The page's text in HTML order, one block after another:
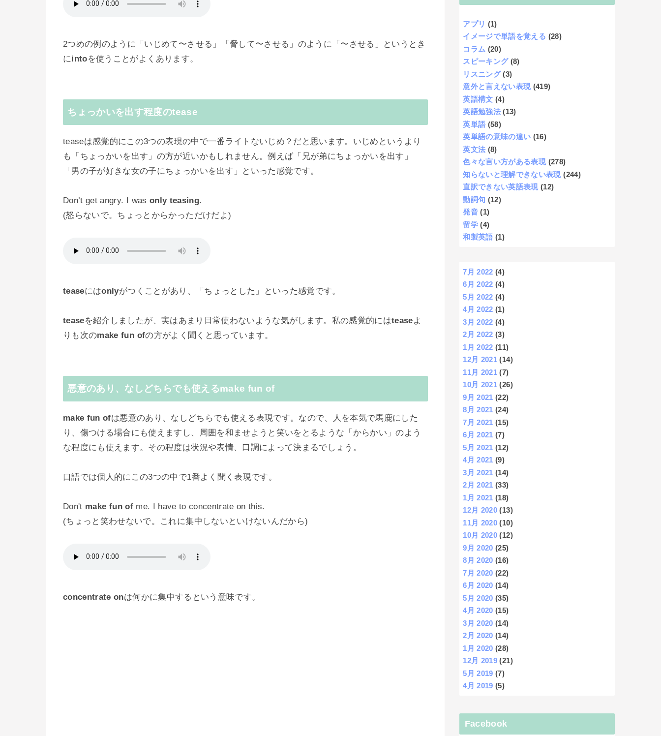
2つめの例のように「いじめて〜させる」「脅して〜させる」のように「〜させる」というとき
にintoを使うことがよくあります。
ちょっかいを出す程度のtease
teaseは感覚的にこの3つの表現の中で一番ライトないじめ？だと思います。いじめというより
も「ちょっかいを出す」の方が近いかもしれません。例えば「兄が弟にちょっかいを出す」
「男の子が好きな女の子にちょっかいを出す」といった感覚です。
Don’t get angry. I was only teasing.
(怒らないで。ちょっとからかっただけだよ)
teaseにはonlyがつくことがあり、「ちょっとした」といった感覚です。
teaseを紹介しましたが、実はあまり日常使わないような気がします。私の感覚的にはteaseよ
りも次のmake fun ofの方がよく聞くと思っています。
悪意のあり、なしどちらでも使えるmake fun of
make fun ofは悪意のあり、なしどちらでも使える表現です。なので、人を本気で馬鹿にした
り、傷つける場合にも使えますし、周囲を和ませようと笑いをとるような「からかい」のよう
な程度にも使えます。その程度は状況や表情、口調によって決まるでしょう。
口語では個人的にこの3つの中で1番よく聞く表現です。
Don't make fun ofme. I have to concentrate on this.
(ちょっと笑わせないで。これに集中しないといけないんだから)
concentrate onは何かに集中するという意味です。
アプリ (1)
イメージで単語を覚える (28)
コラム (20)
スピーキング (8)
リスニング (3)
意外と言えない表現 (419)
英語構文 (4)
英語勉強法 (13)
英単語 (58)
英単語の意味の違い (16)
英文法 (8)
色々な言い方がある表現 (278)
知らないと理解できない表現 (244)
直訳できない英語表現 (12)
動詞句 (12)
発音 (1)
留学 (4)
和製英語 (1)
7月 2022 (4)
6月 2022 (4)
5月 2022 (4)
4月 2022 (1)
3月 2022 (4)
2月 2022 (3)
1月 2022 (11)
12月 2021 (14)
11月 2021 (7)
10月 2021 (26)
9月 2021 (22)
8月 2021 (24)
7月 2021 (15)
6月 2021 (7)
5月 2021 (12)
4月 2021 (9)
3月 2021 (14)
2月 2021 (33)
1月 2021 (18)
12月 2020 (13)
11月 2020 (10)
10月 2020 (12)
9月 2020 (25)
8月 2020 (16)
7月 2020 (22)
6月 2020 (14)
5月 2020 (35)
4月 2020 (15)
3月 2020 (14)
2月 2020 (14)
1月 2020 (28)
12月 2019 (21)
5月 2019 (7)
4月 2019 (5)
Facebook